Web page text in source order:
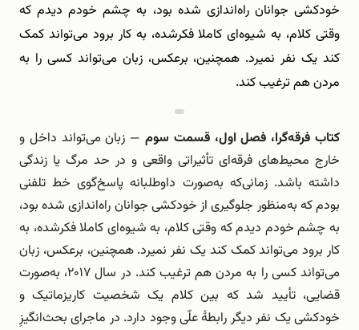
خودکشی جوانان راه‌اندازی شده بود، به چشم خودم دیدم که
وقتی کلام، به شیوه‌ای کاملا فکرشده، به کار برود می‌تواند کمک
کند یک نفر نمیرد. همچنین، برعکس، زبان می‌تواند کسی را به
مردن هم ترغیب کند.
کتاب فرقه‌گرا، فصل اول، قسمت سوم — زبان می‌تواند داخل و
خارج محیط‌های فرقه‌ای تأثیراتی واقعی و در حد مرگ یا زندگی
داشته باشد. زمانی‌که به‌صورت داوطلبانه پاسخ‌گوی خط تلفنی
بودم که به‌منظور جلوگیری از خودکشی جوانان راه‌اندازی شده بود،
به چشم خودم دیدم که وقتی کلام، به شیوه‌ای کاملا فکرشده، به
کار برود می‌تواند کمک کند یک نفر نمیرد. همچنین، برعکس، زبان
می‌تواند کسی را به مردن هم ترغیب کند. در سال ۲۰۱۷، به‌صورت
قضایی، تأیید شد که بین کلام یک شخصیت کاریزماتیک و
خودکشی یک نفر دیگر رابطۀ علّی وجود دارد. در ماجرای بحث‌انگیزِ